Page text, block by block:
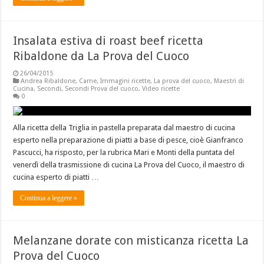
Insalata estiva di roast beef ricetta
Ribaldone da La Prova del Cuoco
26/04/2015
Andrea Ribaldone, Carne,Immagini ricette, La prova del cuoco, Maestri di
Cucina, Secondi, Secondi Prova del cuoco,Video ricette
0
Alla ricetta della Triglia in pastella preparata dal maestro di cucina
esperto nella preparazione di piatti a base di pesce, cioè Gianfranco
Pascucci, ha risposto, per la rubrica Mari e Monti della puntata del
venerdì della trasmissione di cucina La Prova del Cuoco, il maestro di
cucina esperto di piatti …
Continua a leggere »
Melanzane dorate con misticanza ricetta La
Prova del Cuoco